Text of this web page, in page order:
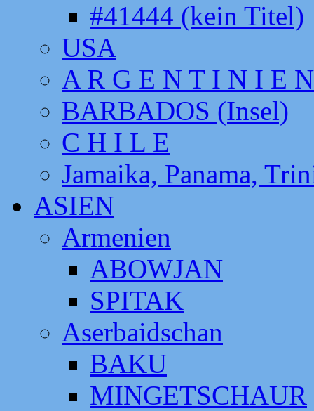
#41444 (kein Titel)
USA
A R G E N T I N I E N
BARBADOS (Insel)
C H I L E
Jamaika, Panama,
ASIEN
Armenien
ABOWJAN
SPITAK
Aserbaidschan
BAKU
MINGETSCHAUR